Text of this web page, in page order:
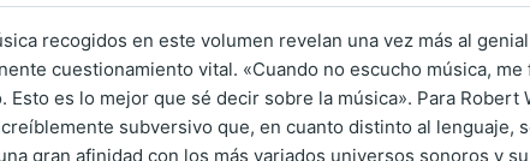
recogidos en este volumen revelan una vez más al
cuestionamiento vital. «Cuando no escucho música,
Esto es lo mejor que sé decir sobre la música». Para
subversivo que, en cuanto distinto al lenguaje,
gran afinidad con los más variados universos sonoros y